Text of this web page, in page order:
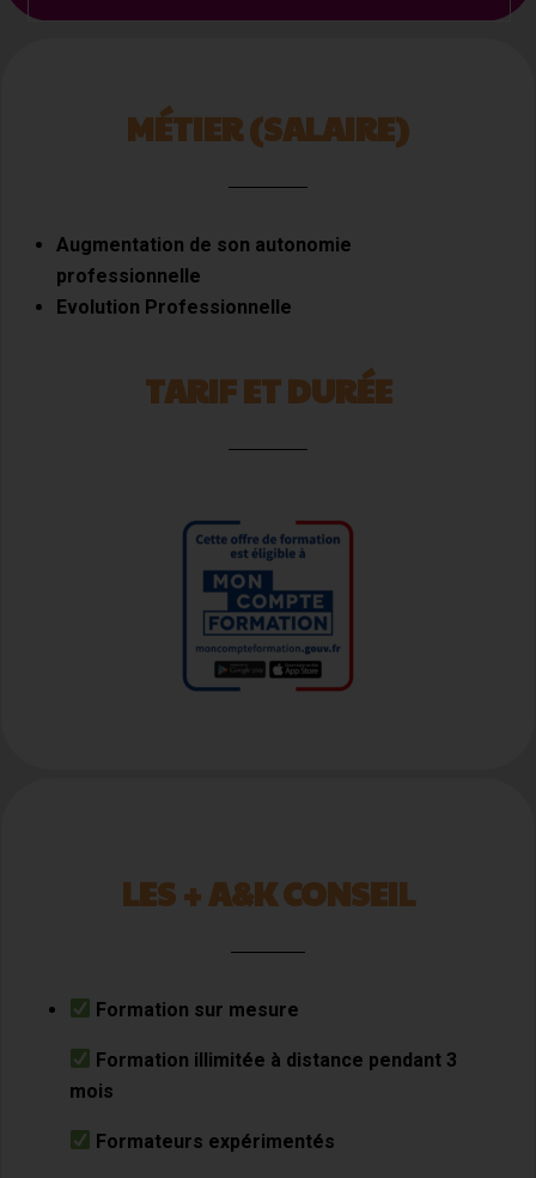
MÉTIER (SALAIRE)
Augmentation de son autonomie
professionnelle
Evolution Professionnelle
TARIF ET DURÉE
LES + A&K CONSEIL
Formation sur mesure
Formation illimitée à distance pendant 3
mois
Formateurs expérimentés